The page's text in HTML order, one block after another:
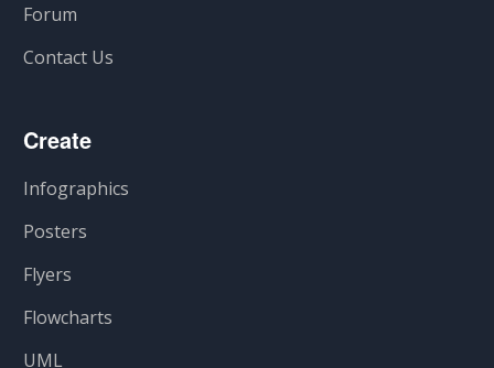
Forum
Contact Us
Create
Infographics
Posters
Flyers
Flowcharts
UML